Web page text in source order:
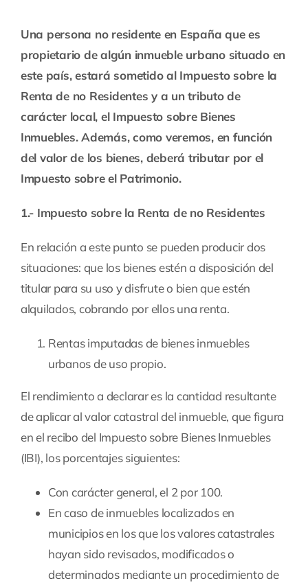
Una persona no residente en España que es
propietario de algún inmueble urbano situado en
este país, estará sometido al Impuesto sobre la
Renta de no Residentes y a un tributo de
carácter local, el Impuesto sobre Bienes
Inmuebles. Además, como veremos, en función
del valor de los bienes, deberá tributar por el
Impuesto sobre el Patrimonio.
1.- Impuesto sobre la Renta de no Residentes
En relación a este punto se pueden producir dos
situaciones: que los bienes estén a disposición del
titular para su uso y disfrute o bien que estén
alquilados, cobrando por ellos una renta.
Rentas imputadas de bienes inmuebles
urbanos de uso propio.
El rendimiento a declarar es la cantidad resultante
de aplicar al valor catastral del inmueble, que figura
en el recibo del Impuesto sobre Bienes Inmuebles
(IBI), los porcentajes siguientes:
Con carácter general, el 2 por 100.
En caso de inmuebles localizados en
municipios en los que los valores catastrales
hayan sido revisados, modificados o
determinados mediante un procedimiento de